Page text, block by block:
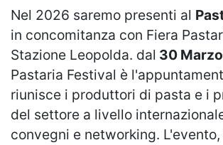
Nel 2026 saremo presenti al
in concomitanza con Fiera
Stazione Leopolda. dal 30 Marzo
Pastaria Festival è
riunisce i produttori di pasta e i
del settore a livello
convegni e networking.